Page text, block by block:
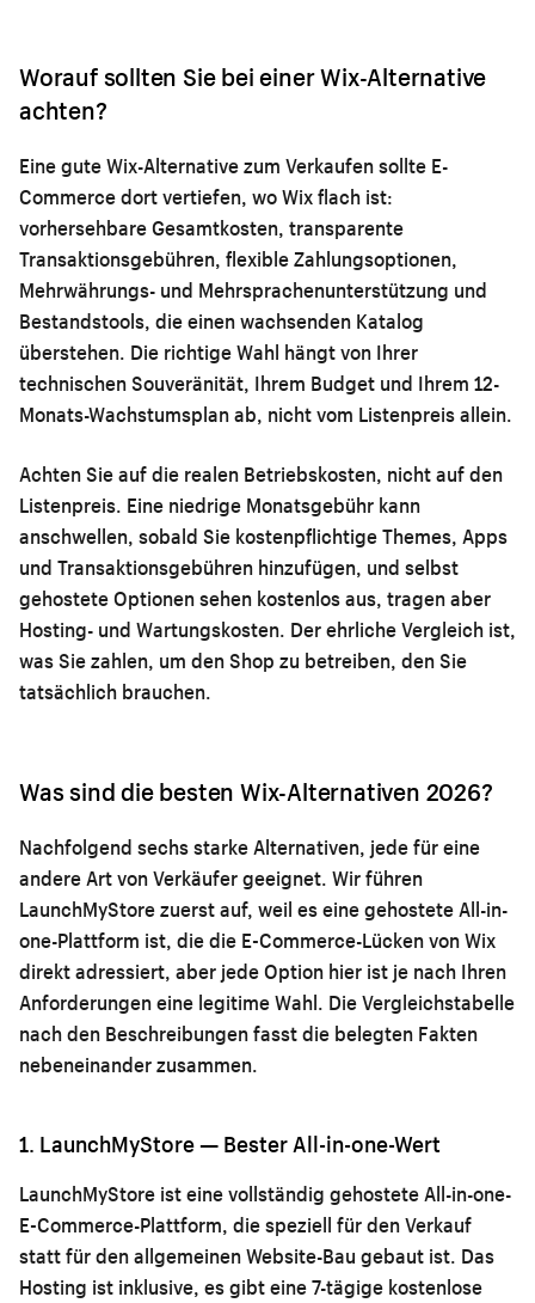
Worauf sollten Sie bei einer Wix-Alternative
achten?
Eine gute Wix-Alternative zum Verkaufen sollte E-
Commerce dort vertiefen, wo Wix flach ist:
vorhersehbare Gesamtkosten, transparente
Transaktionsgebühren, flexible Zahlungsoptionen,
Mehrwährungs- und Mehrsprachenunterstützung und
Bestandstools, die einen wachsenden Katalog
überstehen. Die richtige Wahl hängt von Ihrer
technischen Souveränität, Ihrem Budget und Ihrem 12-
Monats-Wachstumsplan ab, nicht vom Listenpreis allein.
Achten Sie auf die realen Betriebskosten, nicht auf den
Listenpreis. Eine niedrige Monatsgebühr kann
anschwellen, sobald Sie kostenpflichtige Themes, Apps
und Transaktionsgebühren hinzufügen, und selbst
gehostete Optionen sehen kostenlos aus, tragen aber
Hosting- und Wartungskosten. Der ehrliche Vergleich ist,
was Sie zahlen, um den Shop zu betreiben, den Sie
tatsächlich brauchen.
Was sind die besten Wix-Alternativen 2026?
Nachfolgend sechs starke Alternativen, jede für eine
andere Art von Verkäufer geeignet. Wir führen
LaunchMyStore zuerst auf, weil es eine gehostete All-in-
one-Plattform ist, die die E-Commerce-Lücken von Wix
direkt adressiert, aber jede Option hier ist je nach Ihren
Anforderungen eine legitime Wahl. Die Vergleichstabelle
nach den Beschreibungen fasst die belegten Fakten
nebeneinander zusammen.
1. LaunchMyStore — Bester All-in-one-Wert
LaunchMyStore ist eine vollständig gehostete All-in-one-
E-Commerce-Plattform, die speziell für den Verkauf
statt für den allgemeinen Website-Bau gebaut ist. Das
Hosting ist inklusive, es gibt eine 7-tägige kostenlose